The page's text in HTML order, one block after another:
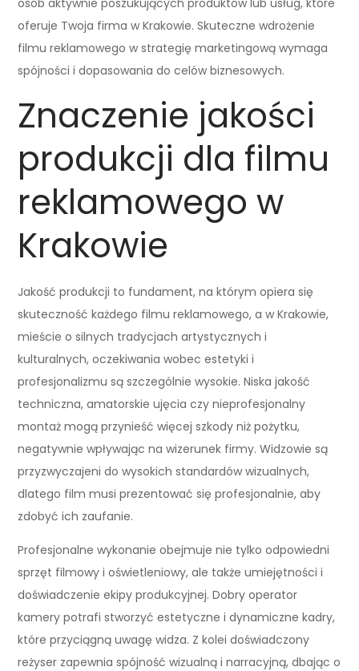
oferuje Twoja firma w Krakowie. Skuteczne wdrożenie
filmu reklamowego w strategię marketingową wymaga
spójności i dopasowania do celów biznesowych.
Znaczenie jakości
produkcji dla filmu
reklamowego w
Krakowie
Jakość produkcji to fundament, na którym opiera się
skuteczność każdego filmu reklamowego, a w Krakowie,
mieście o silnych tradycjach artystycznych i
kulturalnych, oczekiwania wobec estetyki i
profesjonalizmu są szczególnie wysokie. Niska jakość
techniczna, amatorskie ujęcia czy nieprofesjonalny
montaż mogą przynieść więcej szkody niż pożytku,
negatywnie wpływając na wizerunek firmy. Widzowie są
przyzwyczajeni do wysokich standardów wizualnych,
dlatego film musi prezentować się profesjonalnie, aby
zdobyć ich zaufanie.
Profesjonalne wykonanie obejmuje nie tylko odpowiedni
sprzęt filmowy i oświetleniowy, ale także umiejętności i
doświadczenie ekipy produkcyjnej. Dobry operator
kamery potrafi stworzyć estetyczne i dynamiczne kadry,
które przyciągną uwagę widza. Z kolei doświadczony
reżyser zapewnia spójność wizualną i narracyjną, dbając o